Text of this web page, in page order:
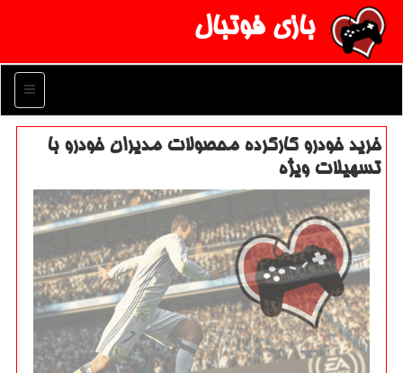
بازی فوتبال
منو
خرید خودرو كاركرده محصولات مدیران خودرو با
تسهیلات ویژه